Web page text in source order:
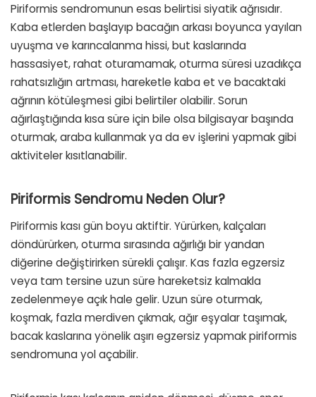
Piriformis sendromunun esas belirtisi siyatik ağrısıdır.
Kaba etlerden başlayıp bacağın arkası boyunca yayılan
uyuşma ve karıncalanma hissi, but kaslarında
hassasiyet, rahat oturamamak, oturma süresi uzadıkça
rahatsızlığın artması, hareketle kaba et ve bacaktaki
ağrının kötüleşmesi gibi belirtiler olabilir. Sorun
ağırlaştığında kısa süre için bile olsa bilgisayar başında
oturmak, araba kullanmak ya da ev işlerini yapmak gibi
aktiviteler kısıtlanabilir.
Piriformis Sendromu Neden Olur?
Piriformis kası gün boyu aktiftir. Yürürken, kalçaları
döndürürken, oturma sırasında ağırlığı bir yandan
diğerine değiştirirken sürekli çalışır. Kas fazla egzersiz
veya tam tersine uzun süre hareketsiz kalmakla
zedelenmeye açık hale gelir. Uzun süre oturmak,
koşmak, fazla merdiven çıkmak, ağır eşyalar taşımak,
bacak kaslarına yönelik aşırı egzersiz yapmak piriformis
sendromuna yol açabilir.